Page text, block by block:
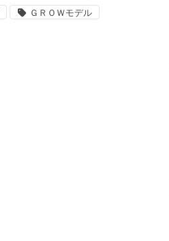
ＧＲＯＷモデル